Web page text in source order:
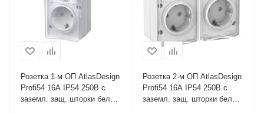
Розетка 1-м ОП AtlasDesign
Profi54 16А IP54 250В с
заземл. защ. шторки бел.
Розетка 2-м ОП AtlasDesign
Profi54 16А IP54 250В с
заземл. защ. шторки бел.